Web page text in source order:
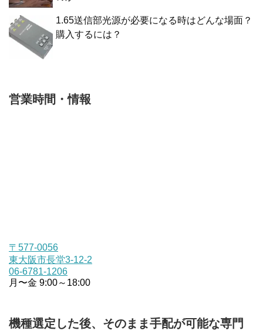
1.65送信部光源が必要になる時はどんな場面？
購入するには？
営業時間・情報
〒577-0056
東大阪市長堂3-12-2
06-6781-1206
月〜金 9:00～18:00
機種選定した後、そのまま手配が可能な専門